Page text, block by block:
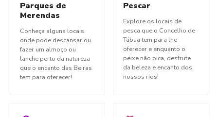
Parques de
Merendas
Conheça alguns locais
onde pode descansar ou
fazer um almoço ou
lanche perto da natureza
que o encanto das Beiras
tem para oferecer!
Pescar
Explore os locais de
pesca que o Concelho de
Tábua tem para lhe
oferecer e enquanto o
peixe não pica, desfrute
da beleza e encanto dos
nossos rios!